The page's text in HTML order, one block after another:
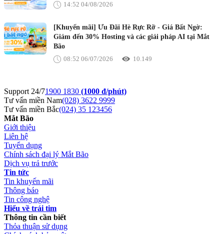
14:52 04/08/2026
[Khuyến mãi] Ưu Đãi Hè Rực Rỡ - Giá Bất Ngờ:
Giảm đến 30% Hosting và các giải pháp AI tại Mắt
Bão
08:52 06/07/2026
10.149
Support 24/71900 1830 (1000 đ/phút)
Tư vấn miền Nam(028) 3622 9999
Tư vấn miền Bắc(024) 35 123456
Mắt Bão
Giới thiệu
Liên hệ
Tuyển dụng
Chính sách đại lý Mắt Bão
Dịch vụ trả trước
Tin tức
Tin khuyến mãi
Thông báo
Tin công nghệ
Hiểu về trái tim
Thông tin cần biết
Thỏa thuận sử dụng